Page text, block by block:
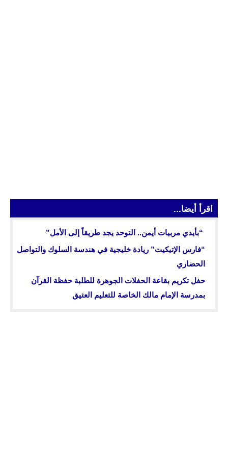
اقرأ أيضا...
“بأيدي مربيات أيمن.. التوحد يجد طريقاً إلى الأمل”
“فارس الإتيكيت” ريادة خليجية في هندسة السلوك والتواصل
الحضاري
حفل تكريم بقاعة الحفلات الجوهرة للطلبة حفظة القرآن
بمدرسة الإمام مالك الخاصة للتعليم العتيق